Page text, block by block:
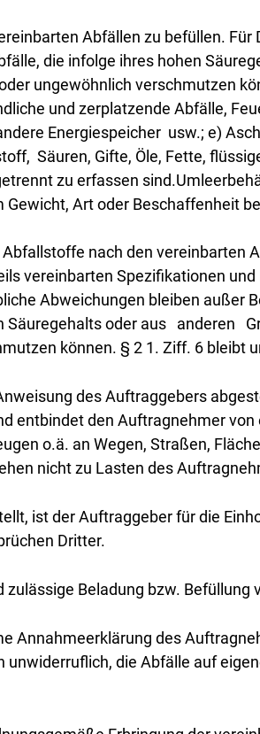
Abfällen zu befüllen. Für
die infolge ihres hohen
ungewöhnlich verschmutzen
und zerplatzende Abfälle,
Energiespeicher usw.; e)
Säuren, Gifte, Öle, Fette,
zu erfassen
Art oder Beschaffenheit
nach den
vereinbarten Spezifikationen
Abweichungen bleiben außer
Säuregehalts oder aus
können. § 2 1. Ziff. 6 bleibt
des Auftraggebers
entbindet den Auftragnehmer
o.ä. an Wegen, Straßen,
nicht zu Lasten des
ist der Auftraggeber für die
Dritter.
Beladung bzw.
Annahmeerklärung des
die Abfälle auf